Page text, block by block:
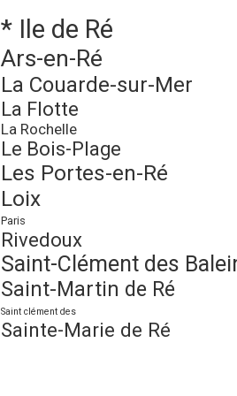
* Ile de Ré
Ars-en-Ré
La Couarde-sur-Mer
La Flotte
La Rochelle
Le Bois-Plage
Les Portes-en-Ré
Loix
Paris
Rivedoux
Saint-Clément des
Saint-Martin de Ré
Saint clément des
Sainte-Marie de Ré